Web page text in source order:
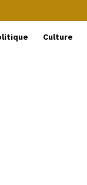
Culture